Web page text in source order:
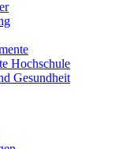
Hochschule
Gesundheit